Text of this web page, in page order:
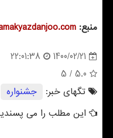
منبع:
1400/02/21
22:01:38
5.0
/ 5
تگهای خبر:
جشنواره
این مطلب را می